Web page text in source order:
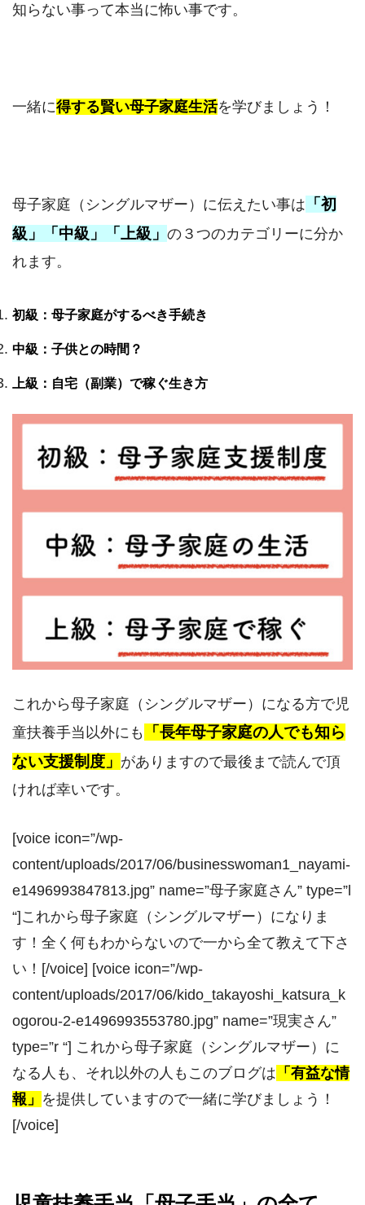
知らない事って本当に怖い事です。
一緒に得する賢い母子家庭生活を学びましょう！
母子家庭（シングルマザー）に伝えたい事は 「初
級」「中級」「上級」 の３つのカテゴリーに分か
れます。
初級：母子家庭がするべき手続き
中級：子供との時間？
上級：自宅（副業）で稼ぐ生き方
これから母子家庭（シングルマザー）になる方で児
童扶養手当以外にも
「長年母子家庭の人でも知ら
ない支援制度」 がありますので最後まで読んで頂
ければ幸いです。
[voice icon=”/wp-
content/uploads/2017/06/businesswoman1_nayami-
e1496993847813.jpg” name=”母子家庭さん” type=”l
“]これから母子家庭（シングルマザー）になりま
す！全く何もわからないので一から全て教えて下さ
い！[/voice] [voice icon=”/wp-
content/uploads/2017/06/kido_takayoshi_katsura_k
ogorou-2-e1496993553780.jpg” name=”現実さん”
type=”r “] これから母子家庭（シングルマザー）に
なる人も、それ以外の人もこのブログは 「有益な情
報」 を提供していますので一緒に学びましょう！
[/voice]